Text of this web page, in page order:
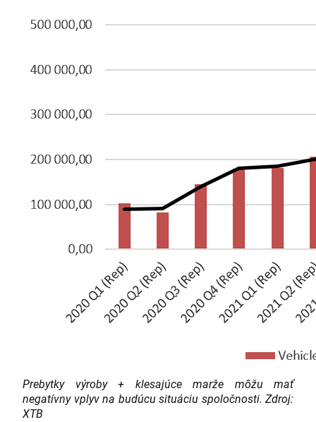
Prebytky výroby + klesajúce marže môžu mať
negatívny vplyv na budúcu situáciu spoločnosti. Zdroj:
XTB